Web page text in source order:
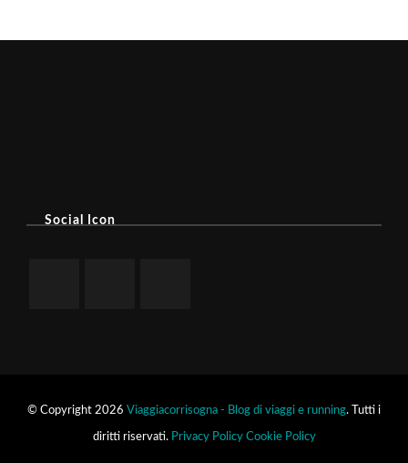
Social Icon
© Copyright 2026 Viaggiacorrisogna - Blog di viaggi e running. Tutti i
diritti riservati. Privacy Policy Cookie Policy